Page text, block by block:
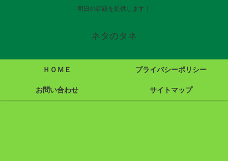
明日の話題を提供します！
ネタのタネ
ＨＯＭＥ プライバシーポリシー
お問い合わせ サイトマップ